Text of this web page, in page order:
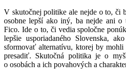
V skutočnej politike ale nejde o to, či
osobne lepší ako iný, ba nejde ani
Fico. Ide o to, či vedia spoločne
lepšie usporiadaného Slovenska,
sformovať alternatívu, ktorej by
presadiť. Skutočná politika je o
o osobách a ich povahových a